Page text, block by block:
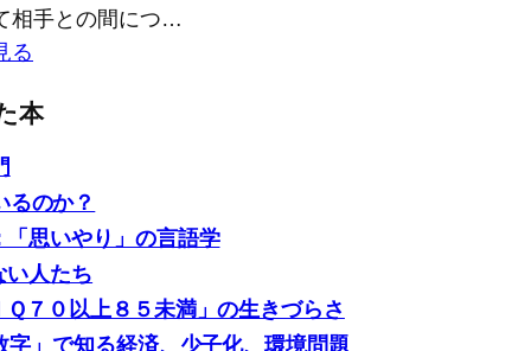
相手との間につ…
る
本
るのか？
思いやり」の言語学
い人たち
７０以上８５未満」の生きづらさ
字」で知る経済、少子化、環境問題